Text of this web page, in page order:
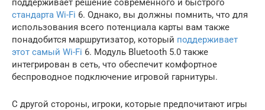
поддерживает решение современного и быстрого
стандарта Wi-Fi 6. Однако, вы должны помнить, что для
использования всего потенциала карты вам также
понадобится маршрутизатор, который поддерживает
этот самый Wi-Fi 6. Модуль Bluetooth 5.0 также
интегрирован в сеть, что обеспечит комфортное
беспроводное подключение игровой гарнитуры.
С другой стороны, игроки, которые предпочитают игры